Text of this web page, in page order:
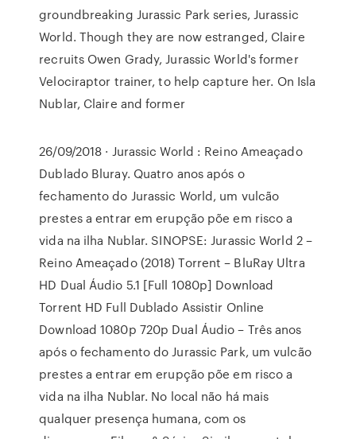
groundbreaking Jurassic Park series, Jurassic
World. Though they are now estranged, Claire
recruits Owen Grady, Jurassic World's former
Velociraptor trainer, to help capture her. On Isla
Nublar, Claire and former
26/09/2018 · Jurassic World : Reino Ameaçado
Dublado Bluray. Quatro anos após o
fechamento do Jurassic World, um vulcão
prestes a entrar em erupção põe em risco a
vida na ilha Nublar. SINOPSE: Jurassic World 2 –
Reino Ameaçado (2018) Torrent – BluRay Ultra
HD Dual Áudio 5.1 [Full 1080p] Download
Torrent HD Full Dublado Assistir Online
Download 1080p 720p Dual Áudio – Três anos
após o fechamento do Jurassic Park, um vulcão
prestes a entrar em erupção põe em risco a
vida na ilha Nublar. No local não há mais
qualquer presença humana, com os